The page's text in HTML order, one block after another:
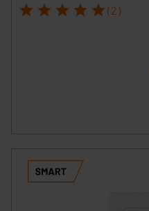
1 2 3 4 5 (2)